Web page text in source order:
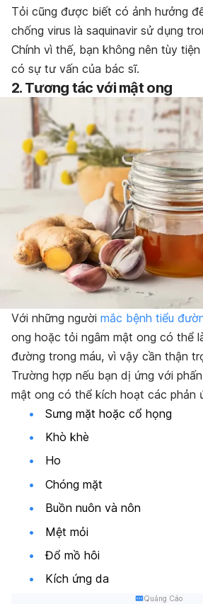
Tỏi cũng được biết có ảnh hưởng
chống virus là saquinavir sử dụng
Chính vì thế, bạn không nên tùy
có sự tư vấn của bác sĩ.
2. Tương tác với mật ong
Với những người mắc bệnh tiểu
ong hoặc tỏi ngâm mật ong có thể
đường trong máu, vì vậy cần thận
Trường hợp nếu bạn dị ứng với
mật ong có thể kích hoạt các phản
Sưng mặt hoặc cổ họng
Khò khè
Ho
Chóng mặt
Buồn nuôn và nôn
Mệt mỏi
Đổ mồ hôi
Kích ứng da
Quảng Cáo